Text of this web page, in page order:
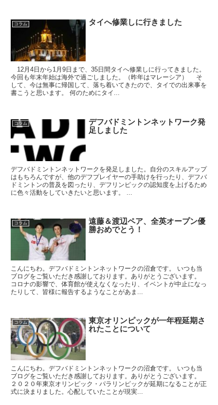
コラム タイへ修業しに行きました
12月4日から1月9日まで、35日間タイへ修業しに行ってきました。
今回も年末年始は海外で過ごしました。（昨年はマレーシア） そ
して、今は無事に帰国して、落ち着いてきたので、タイでの出来事を
書こうと思います。 何のためにタイ...
コラム
デフバドミントンネットワーク発
足しました
デフバドミントンネットワークを発足しました。自分のスキルアップ
はもちろんですが、他のデフプレイヤーの手助けを行ったり、デフバ
ドミントンの普及を図ったり、デフリンピックの認知度を上げるため
に色々活動をしていきたいと思います。 ...
コラム
遠藤＆渡辺ペア、全英オープン優
勝おめでとう！
こんにちわ。デフバドミントンネットワークの沼倉です。 いつも当
ブログをご覧いただき感謝しております。ありがとうございます。
コロナの影響で、体育館が使えなくなったり、イベントが中止になっ
たりして、皆様に報告するようなことがあま...
コラム
東京オリンピックが一年程延期さ
れたことについて
こんにちわ。デフバドミントンネットワークの沼倉です。 いつも当
ブログをご覧いただき感謝しております。ありがとうございます。
２０２０年東京オリンピック・パラリンピックが延期になることが正
式に決まりました。心配していたことが現実...